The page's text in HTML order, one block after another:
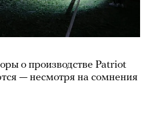
о производстве Patriot
— несмотря на сомнения